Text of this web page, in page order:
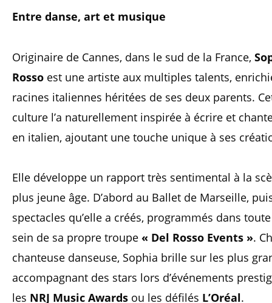
Entre danse, art et musique
Originaire de Cannes, dans le sud de la France,
Rosso est une artiste aux multiples talents,
racines italiennes héritées de ses deux parents.
culture l’a naturellement inspirée à écrire et
en italien, ajoutant une touche unique à ses
Elle développe un rapport très sentimental à la
plus jeune âge. D’abord au Ballet de Marseille,
spectacles qu’elle a créés, programmés dans
sein de sa propre troupe « Del Rosso Events ».
chanteuse danseuse, Sophia brille sur les plus
accompagnant des stars lors d’événements
les NRJ Music Awards ou les défilés L’Oréal.